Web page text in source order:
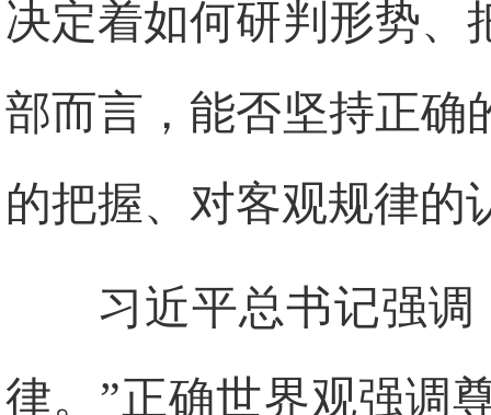
决定着如何研判形势、
部而言，能否坚持正确
的把握、对客观规律的
习近平总书记强
律。”正确世界观强调